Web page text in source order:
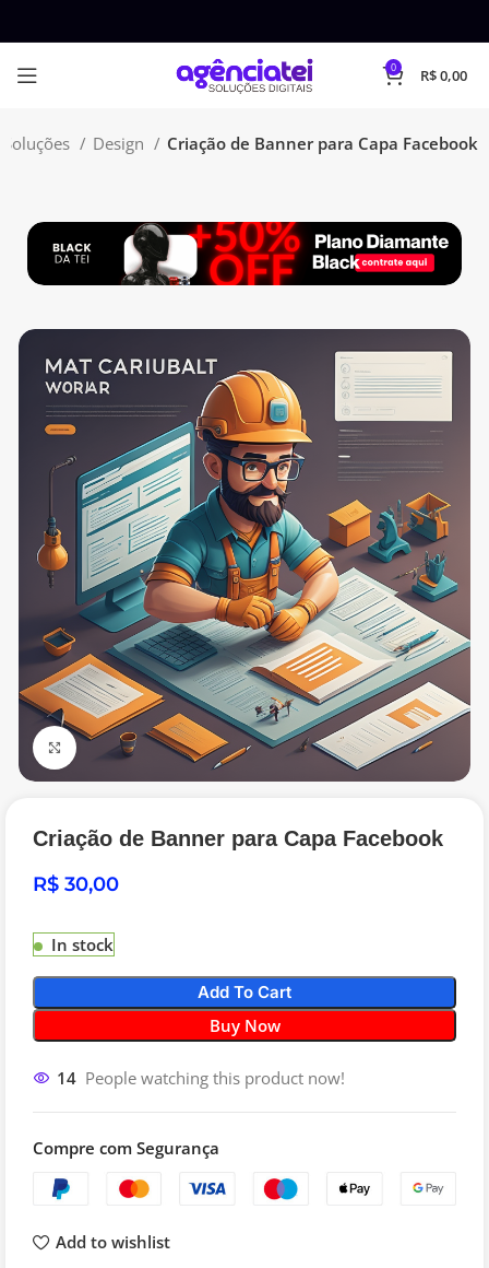
0 R$0,00
Soluções Design Criação de Banner para Capa Facebook
Click to enlarge
Criação de Banner para Capa Facebook
R$
In stock
Add To Cart
Buy Now
14 People watching this product now!
Compre com Segurança
Add to wishlist